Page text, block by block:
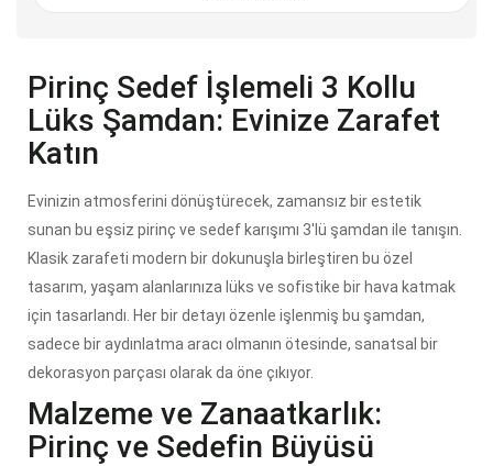
Pirinç Sedef İşlemeli 3 Kollu
Lüks Şamdan: Evinize Zarafet
Katın
Evinizin atmosferini dönüştürecek, zamansız bir estetik
sunan bu eşsiz pirinç ve sedef karışımı 3'lü şamdan ile tanışın.
Klasik zarafeti modern bir dokunuşla birleştiren bu özel
tasarım, yaşam alanlarınıza lüks ve sofistike bir hava katmak
için tasarlandı. Her bir detayı özenle işlenmiş bu şamdan,
sadece bir aydınlatma aracı olmanın ötesinde, sanatsal bir
dekorasyon parçası olarak da öne çıkıyor.
Malzeme ve Zanaatkarlık:
Pirinç ve Sedefin Büyüsü